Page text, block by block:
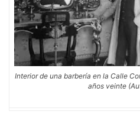
Interior de una barbería en la Calle
años veinte